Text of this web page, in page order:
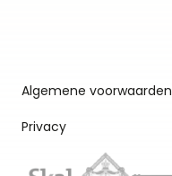
Algemene voorwaarden
Privacy